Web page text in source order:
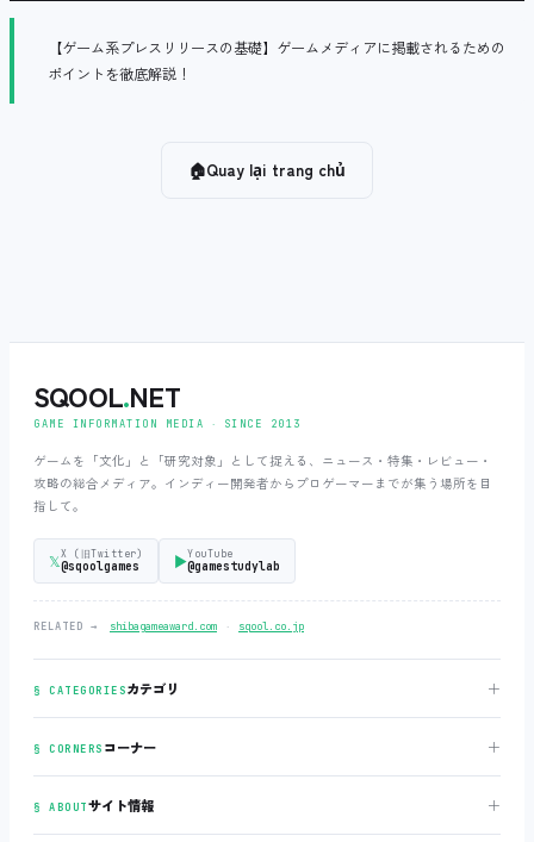
【ゲーム系プレスリリースの基礎】ゲームメディアに掲載されるための
ポイントを徹底解説！
🏠Quay lại trang chủ
SQOOL.NET
GAME INFORMATION MEDIA ‧ SINCE 2013
ゲームを「文化」と「研究対象」として捉える、ニュース・特集・レビュー・
攻略の総合メディア。インディー開発者からプロゲーマーまでが集う場所を目
指して。
𝕏X (旧Twitter)
@sqoolgames ▶YouTube
@gamestudylab
RELATED → shibagameaward.com ‧ sqool.co.jp
§ CATEGORIESカテゴリ ＋
§ CORNERS コーナー ＋
§ ABOUTサイト情報 ＋